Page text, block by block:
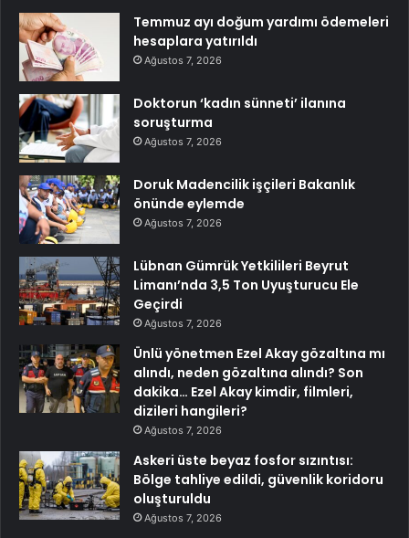
Temmuz ayı doğum yardımı ödemeleri
hesaplara yatırıldı
Ağustos 7, 2026
Doktorun ‘kadın sünneti’ ilanına
soruşturma
Ağustos 7, 2026
Doruk Madencilik işçileri Bakanlık
önünde eylemde
Ağustos 7, 2026
Lübnan Gümrük Yetkilileri Beyrut
Limanı’nda 3,5 Ton Uyuşturucu Ele
Geçirdi
Ağustos 7, 2026
Ünlü yönetmen Ezel Akay gözaltına mı
alındı, neden gözaltına alındı? Son
dakika… Ezel Akay kimdir, filmleri,
dizileri hangileri?
Ağustos 7, 2026
Askeri üste beyaz fosfor sızıntısı:
Bölge tahliye edildi, güvenlik koridoru
oluşturuldu
Ağustos 7, 2026